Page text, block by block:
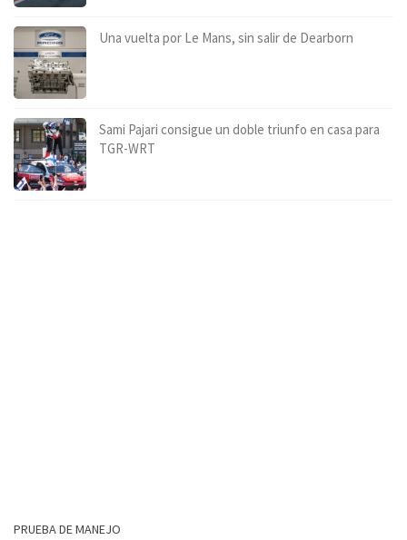
Una vuelta por Le Mans, sin salir de Dearborn
Sami Pajari consigue un doble triunfo en casa para
TGR-WRT
PRUEBA DE MANEJO